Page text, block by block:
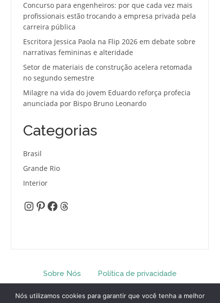
Concurso para engenheiros: por que cada vez mais
profissionais estão trocando a empresa privada pela
carreira pública
Escritora Jessica Paola na Flip 2026 em debate sobre
narrativas femininas e alteridade
Setor de materiais de construção acelera retomada
no segundo semestre
Milagre na vida do jovem Eduardo reforça profecia
anunciada por Bispo Bruno Leonardo
Categorias
Brasil
Grande Rio
Interior
Instagram
Pinterest
Facebook
Threads
Sobre Nós Política de privacidade
Termos e Condições Contato
Nós utilizamos cookies para garantir que você tenha a melhor